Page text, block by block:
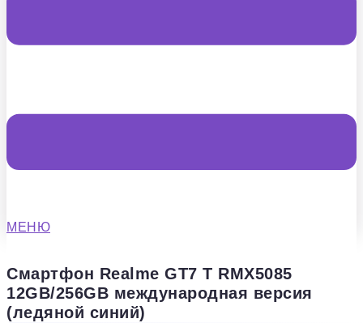
МЕНЮ
Смартфон Realme GT7 T RMX5085
12GB/256GB международная версия
(ледяной синий)